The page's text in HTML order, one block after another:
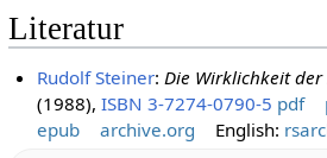
Literatur
Rudolf Steiner:Die Wirklichkeit
(1988),ISBN 3-7274-0790-5 pdf
epub
archive.org English: